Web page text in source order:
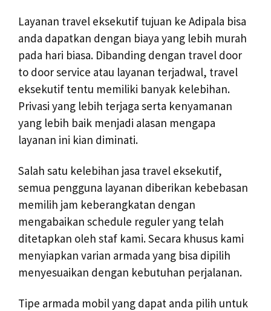
Layanan travel eksekutif tujuan ke Adipala bisa
anda dapatkan dengan biaya yang lebih murah
pada hari biasa. Dibanding dengan travel door
to door service atau layanan terjadwal, travel
eksekutif tentu memiliki banyak kelebihan.
Privasi yang lebih terjaga serta kenyamanan
yang lebih baik menjadi alasan mengapa
layanan ini kian diminati.
Salah satu kelebihan jasa travel eksekutif,
semua pengguna layanan diberikan kebebasan
memilih jam keberangkatan dengan
mengabaikan schedule reguler yang telah
ditetapkan oleh staf kami. Secara khusus kami
menyiapkan varian armada yang bisa dipilih
menyesuaikan dengan kebutuhan perjalanan.
Tipe armada mobil yang dapat anda pilih untuk